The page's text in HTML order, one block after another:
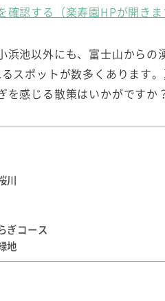
確認する（楽寿園HPが開き
浜池以外にも、富士山からの
スポットが数多くあります
を感じる散策はいかがですか
川
ぎコース
地